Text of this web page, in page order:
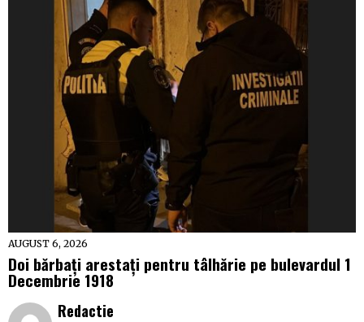
AUGUST 6, 2026
Doi bărbați arestați pentru tâlhărie pe bulevardul 1
Decembrie 1918
Redactie